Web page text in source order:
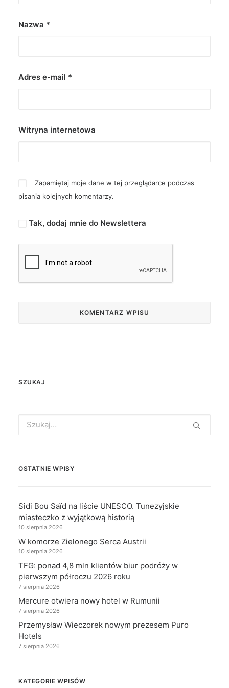
Nazwa *
Adres e-mail *
Witryna internetowa
Zapamiętaj moje dane w tej przeglądarce podczas
pisania kolejnych komentarzy.
Tak, dodaj mnie do Newslettera
SZUKAJ
for:
OSTATNIE WPISY
Sidi Bou Saïd na liście UNESCO. Tunezyjskie
miasteczko z wyjątkową historią
10 sierpnia 2026
W komorze Zielonego Serca Austrii
10 sierpnia 2026
TFG: ponad 4,8 mln klientów biur podróży w
pierwszym półroczu 2026 roku
7 sierpnia 2026
Mercure otwiera nowy hotel w Rumunii
7 sierpnia 2026
Przemysław Wieczorek nowym prezesem Puro
Hotels
7 sierpnia 2026
KATEGORIE WPISÓW